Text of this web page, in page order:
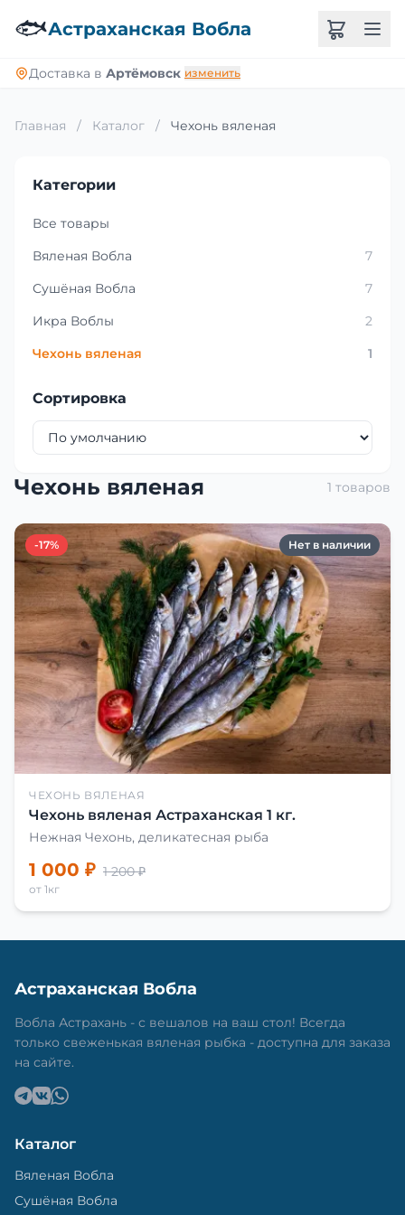
🐟Астраханская Вобла
Доставка в Артёмовск изменить
Главная / Каталог / Чехонь вяленая
Категории
Все товары
Вяленая Вобла
7
Сушёная Вобла
7
Икра Воблы
2
Чехонь вяленая
1
Сортировка
Чехонь вяленая 1 товаров
-17% Нет в наличии
ЧЕХОНЬ ВЯЛЕНАЯ
Чехонь вяленая Астраханская 1 кг.
Нежная Чехонь, деликатесная рыба
1 000 ₽ 1 200 ₽
от 1кг
Астраханская Вобла
Вобла Астрахань - с вешалов на ваш стол! Всегда
только свеженькая вяленая рыбка - доступна для заказа
на сайте.
Каталог
Вяленая Вобла
Сушёная Вобла